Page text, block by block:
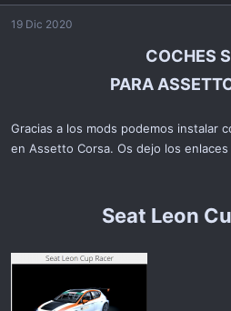
ó
19 Dic 2020
COCHES
PARA
Gracias a los mods podemos instalar
en Assetto Corsa. Os dejo los
Seat Leon